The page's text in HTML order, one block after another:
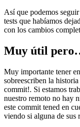
Así que podemos
tests que habíamos
con los cambios
Muy útil
Muy importante tener
sobreescriben la
commit!. Si estamos
nuestro remoto no hay
este commit tened en
viendo si alguna de sus